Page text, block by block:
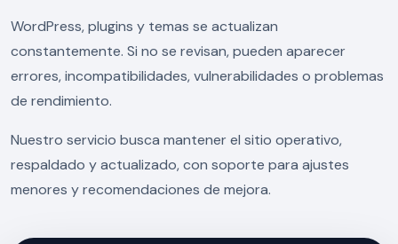
WordPress, plugins y temas se actualizan
constantemente. Si no se revisan, pueden aparecer
errores, incompatibilidades, vulnerabilidades o problemas
de rendimiento.
Nuestro servicio busca mantener el sitio operativo,
respaldado y actualizado, con soporte para ajustes
menores y recomendaciones de mejora.